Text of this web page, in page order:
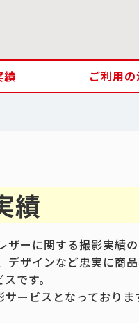
績 ご利用
績
ーに関する撮影実績の
ザインなど忠実に商
です。
ービスとなっており